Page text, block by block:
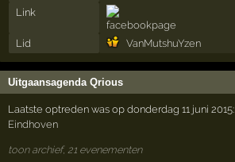
Link
Lid VanMutshuYzen
Uitgaansagenda Qrious
Laatste optreden was op donderdag 11 juni 2015:
Eindhoven
toon archief, 21 evenementen